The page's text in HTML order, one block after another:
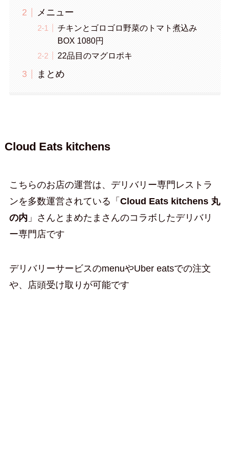
メニュー
チキンとゴロゴロ野菜のトマト煮込み
BOX 1080円
22品目のマグロポキ
まとめ
Cloud Eats kitchens
こちらのお店の運営は、デリバリー専門レストラ
ンを多数運営されている「 Cloud Eats kitchens 丸
の内 」さんとまめたまさんのコラボしたデリバリ
ー専門店です
デリバリーサービスのmenuやUber eatsでの注文
や、店頭受け取りが可能です